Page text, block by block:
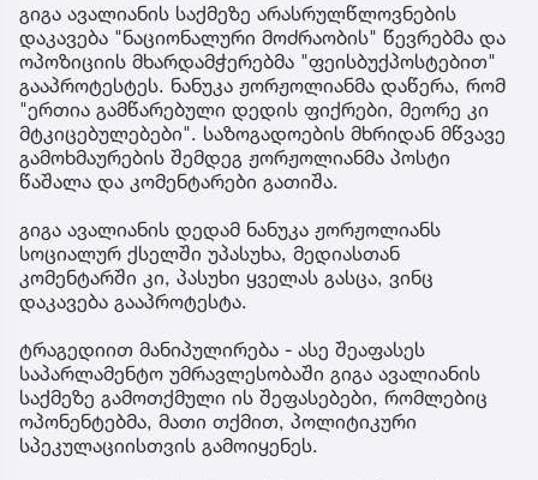
გიგა ავალიანის საქმეზე არასრულწლოვნების
დაკავება "ნაციონალური მოძრაობის" წევრებმა და
ოპოზიციის მხარდამჭერებმა "ფეისბუქპოსტებით"
გააპროტესტეს. ნანუკა ჟორჟოლიანმა დაწერა, რომ
"ერთია გამწარებული დედის ფიქრები, მეორე კი
მტკიცებულებები". საზოგადოების მხრიდან მწვავე
გამოხმაურების შემდეგ ჟორჟოლიანმა პოსტი
წაშალა და კომენტარები გათიშა.
გიგა ავალიანის დედამ ნანუკა ჟორჟოლიანს
სოციალურ ქსელში უპასუხა, მედიასთან
კომენტარში კი, პასუხი ყველას გასცა, ვინც
დაკავება გააპროტესტა.
ტრაგედიით მანიპულირება - ასე შეაფასეს
საპარლამენტო უმრავლესობაში გიგა ავალიანის
საქმეზე გამოთქმული ის შეფასებები, რომლებიც
ოპონენტებმა, მათი თქმით, პოლიტიკური
სპეკულაციისთვის გამოიყენეს.